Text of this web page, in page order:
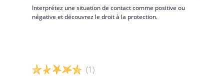
Interprétez une situation de contact comme positive ou
négative et découvrez le droit à la protection.
(1)